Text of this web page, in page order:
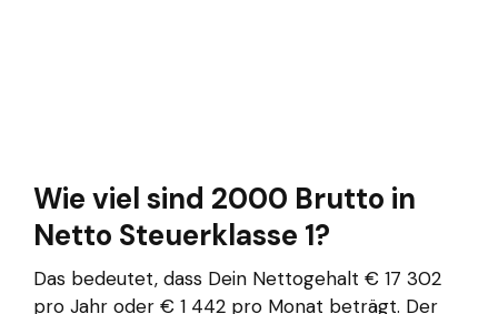
Wie viel sind 2000 Brutto in
Netto Steuerklasse 1?
Das bedeutet, dass Dein Nettogehalt € 17 302
pro Jahr oder € 1 442 pro Monat beträgt. Der